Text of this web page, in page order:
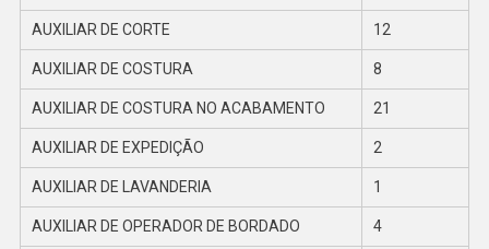
AUXILIAR DE CORTE 12
AUXILIAR DE COSTURA 8
AUXILIAR DE COSTURA NO ACABAMENTO 21
AUXILIAR DE EXPEDIÇÃO 2
AUXILIAR DE LAVANDERIA 1
AUXILIAR DE OPERADOR DE BORDADO 4